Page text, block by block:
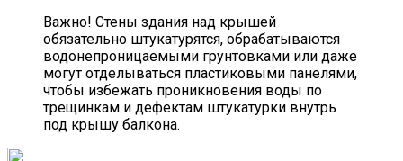
Важно! Стены здания над крышей
обязательно штукатурятся, обрабатываются
водонепроницаемыми грунтовками или даже
могут отделываться пластиковыми панелями,
чтобы избежать проникновения воды по
трещинкам и дефектам штукатурки внутрь
под крышу балкона.